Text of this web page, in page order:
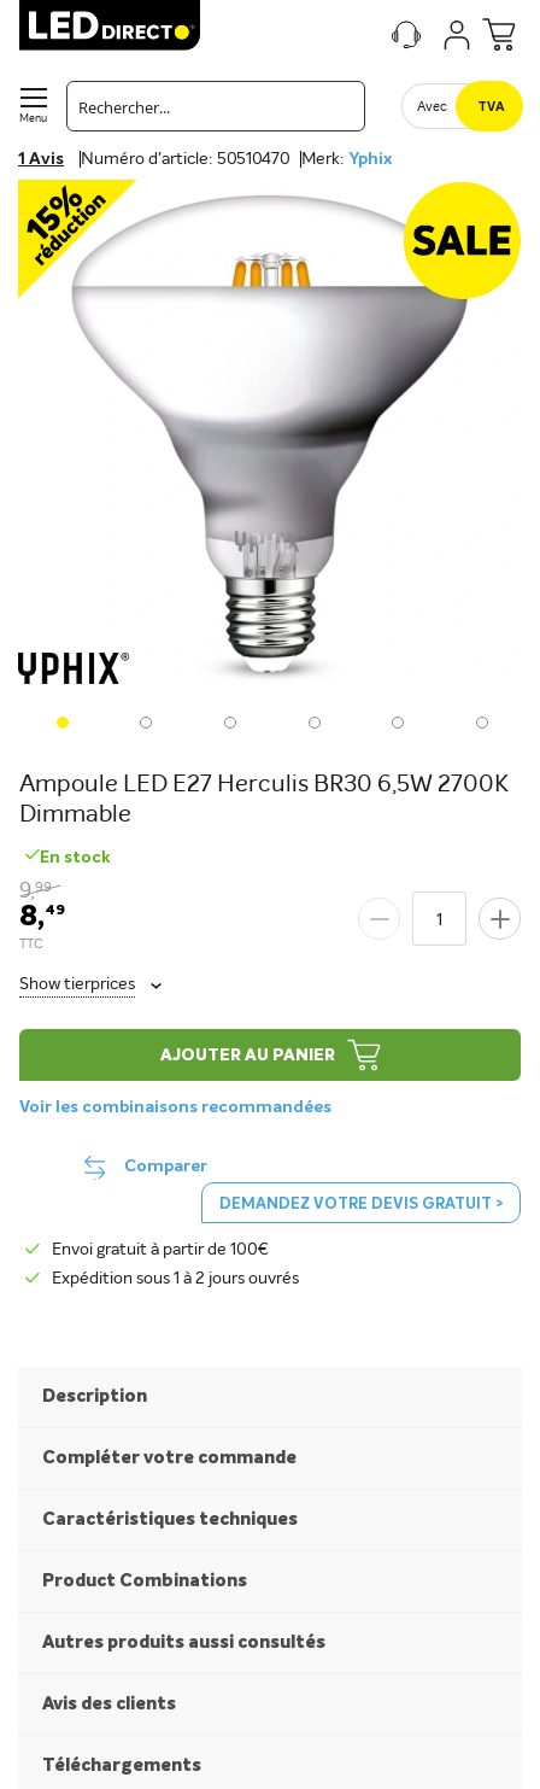
Menu
Avec TVA
1 Avis Numéro d'article: 50510470 Merk: Yphix
Ampoule LED E27 Herculis BR30 6,5W 2700K
Dimmable
En stock
8,49
9,99
Show tierprices
AJOUTER AU PANIER
Voir les combinaisons recommandées
Comparer
DEMANDEZ VOTRE DEVIS GRATUIT >
Envoi gratuit à partir de 100€
Expédition sous 1 à 2 jours ouvrés
Description
Compléter votre commande
Caractéristiques techniques
Product Combinations
Autres produits aussi consultés
Avis des clients
Téléchargements